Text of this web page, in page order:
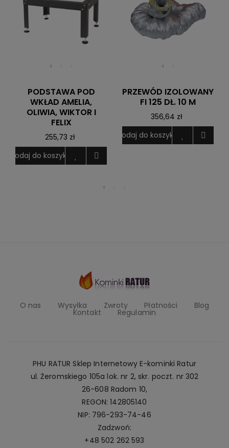
PODSTAWA POD
WKŁAD AMELIA,
OLIWIA, WIKTOR I
FELIX
255,73 zł
Dodaj do koszyka
PRZEWÓD IZOLOWANY
FI 125 DŁ. 10 M
356,64 zł
Dodaj do koszyka
O nas Wysyłka Zwroty Płatności Blog
Kontakt Regulamin
PHU RATUR Sklep Internetowy E-kominki Ratur
ul. Żeromskiego 105a lok. nr 2, skr. poczt. nr 302
26-608 Radom 10,
REGON: 142805140
NIP: 796-293-74-46
Zadzwoń:
+48 502 262 593